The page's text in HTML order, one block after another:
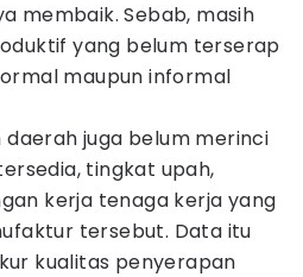
membaik. Sebab, masih
yang belum terserap
maupun informal
juga belum merinci
tingkat upah,
kerja tenaga kerja yang
tersebut. Data itu
kualitas penyerapan